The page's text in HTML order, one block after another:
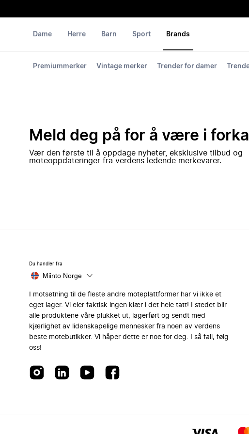
Dame Herre Barn Sport Brands
Premiummerker Vintage merker Trender for damer
Meld deg på for å være i
Vær den første til å oppdage nyheter, eksklusive tilbud og
moteoppdateringer fra verdens ledende merkevarer.
Du handler fra
Miinto Norge
I motsetning til de fleste andre moteplattformer har vi ikke et
eget lager. Vi eier faktisk ingen klær i det hele tatt! I stedet blir
alle produktene våre plukket ut, lagerført og sendt med
kjærlighet av lidenskapelige mennesker fra noen av verdens
beste motebutikker. Vi håper dette er noe for deg. I så fall, følg
oss!